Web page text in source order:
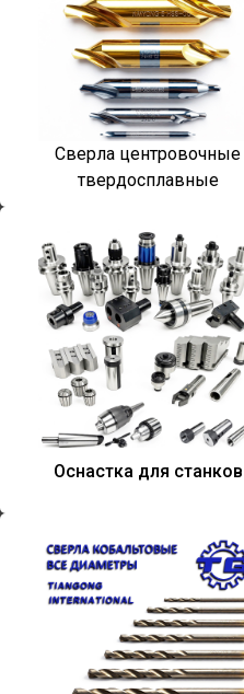
Сверла центровочные
твердосплавные
Оснастка для станков